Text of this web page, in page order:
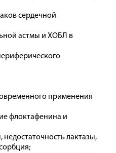
сердечной
астмы и ХОБЛ в
применения
флоктафенина и
лактазы,